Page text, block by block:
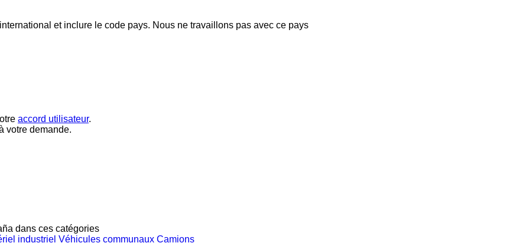
et inclure le code pays. Nous ne travaillons pas avec ce pays
accord utilisateur.
votre demande.
dans ces catégories
industriel Véhicules communaux Camions